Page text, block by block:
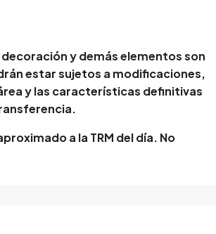
y demás elementos son
estar sujetos a modificaciones,
y las características definitivas
a la TRM del día. No